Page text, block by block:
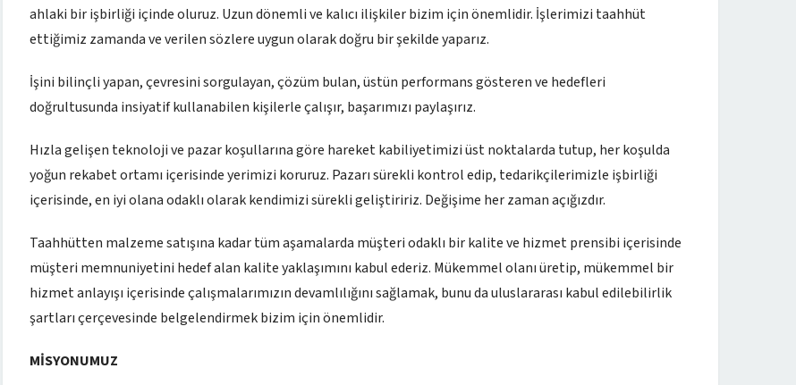
ahlaki bir işbirliği içinde oluruz. Uzun dönemli ve kalıcı ilişkiler bizim için önemlidir. İşlerimizi taahhüt
ettiğimiz zamanda ve verilen sözlere uygun olarak doğru bir şekilde yaparız.
İşini bilinçli yapan, çevresini sorgulayan, çözüm bulan, üstün performans gösteren ve hedefleri
doğrultusunda insiyatif kullanabilen kişilerle çalışır, başarımızı paylaşırız.
Hızla gelişen teknoloji ve pazar koşullarına göre hareket kabiliyetimizi üst noktalarda tutup, her koşulda
yoğun rekabet ortamı içerisinde yerimizi koruruz. Pazarı sürekli kontrol edip, tedarikçilerimizle işbirliği
içerisinde, en iyi olana odaklı olarak kendimizi sürekli geliştiririz. Değişime her zaman açığızdır.
Taahhütten malzeme satışına kadar tüm aşamalarda müşteri odaklı bir kalite ve hizmet prensibi içerisinde
müşteri memnuniyetini hedef alan kalite yaklaşımını kabul ederiz. Mükemmel olanı üretip, mükemmel bir
hizmet anlayışı içerisinde çalışmalarımızın devamlılığını sağlamak, bunu da uluslararası kabul edilebilirlik
şartları çerçevesinde belgelendirmek bizim için önemlidir.
MİSYONUMUZ